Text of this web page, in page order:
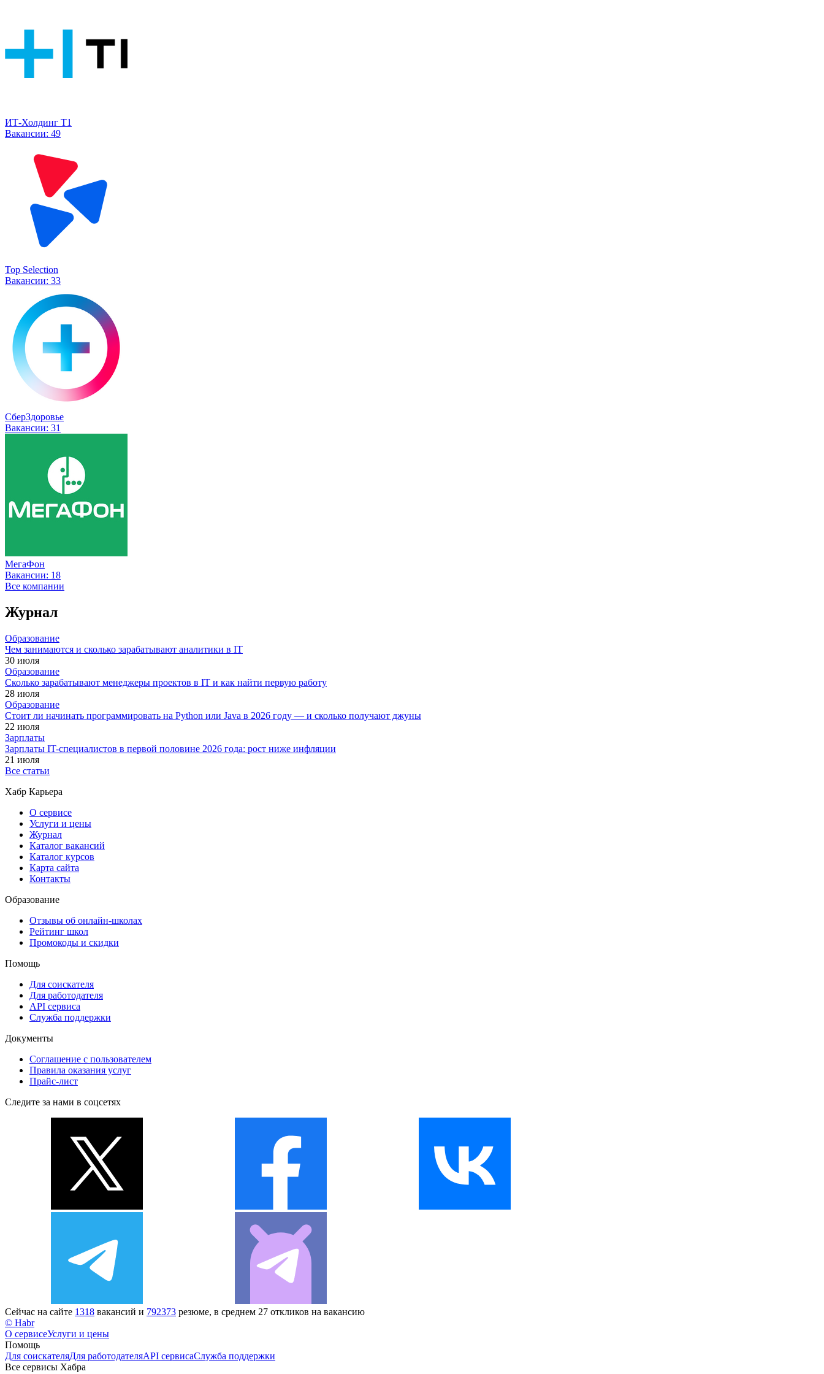
ИТ-Холдинг Т1
Вакансии: 49
Top Selection
Вакансии: 33
СберЗдоровье
Вакансии: 31
МегаФон
Вакансии: 18
Все компании
Журнал
Образование
Чем занимаются и сколько зарабатывают аналитики в IT
30 июля
Образование
Сколько зарабатывают менеджеры проектов в IT и как найти первую работу
28 июля
Образование
Стоит ли начинать программировать на Python или Java в 2026 году — и сколько получают джуны
22 июля
Зарплаты
Зарплаты IT-специалистов в первой половине 2026 года: рост ниже инфляции
21 июля
Все статьи
Хабр Карьера
О сервисе
Услуги и цены
Журнал
Каталог вакансий
Каталог курсов
Карта сайта
Контакты
Образование
Отзывы об онлайн-школах
Рейтинг школ
Промокоды и скидки
Помощь
Для соискателя
Для работодателя
API сервиса
Служба поддержки
Документы
Соглашение с пользователем
Правила оказания услуг
Прайс-лист
Следите за нами в соцсетях
Сейчас на сайте 1318 вакансий и 792373 резюме, в среднем 27 откликов на вакансию
© Habr
О сервисеУслуги и цены
Помощь
Для соискателяДля работодателяAPI сервисаСлужба поддержки
Все сервисы Хабра